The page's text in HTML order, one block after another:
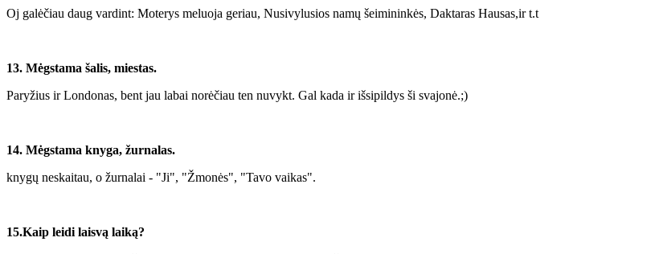
Oj galėčiau daug vardint: Moterys meluoja geriau, Nusivylusios namų šeimininkės, Daktaras Hausas,ir t.t
13. Mėgstama šalis, miestas.
Paryžius ir Londonas, bent jau labai norėčiau ten nuvykt. Gal kada ir išsipildys ši svajonė.;)
14. Mėgstama knyga, žurnalas.
knygų neskaitau, o žurnalai - "Ji", "Žmonės", "Tavo vaikas".
15.Kaip leidi laisvą laiką?